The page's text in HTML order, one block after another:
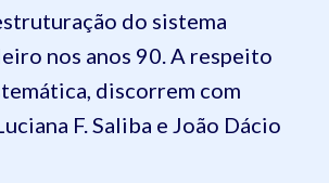
do sistema
nos anos 90. A respeito
discorrem com
F. Saliba e João Dácio